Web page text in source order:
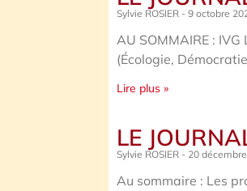
Sylvie ROSIER 9 octobre
AU SOMMAIRE :
(Écologie,
Lire plus »
LE
Sylvie ROSIER 20
Au sommaire : Les